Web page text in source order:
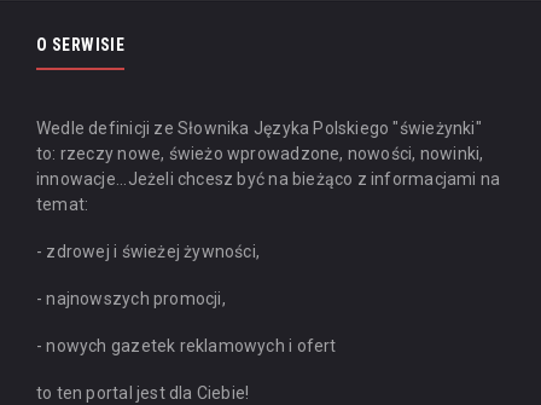
O SERWISIE
Wedle definicji ze Słownika Języka Polskiego "świeżynki"
to: rzeczy nowe, świeżo wprowadzone, nowości, nowinki,
innowacje... Jeżeli chcesz być na bieżąco z informacjami na
temat:
- zdrowej i świeżej żywności,
- najnowszych promocji,
- nowych gazetek reklamowych i ofert
to ten portal jest dla Ciebie!